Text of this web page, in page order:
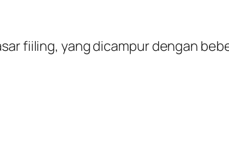
fiiling, yang dicampur dengan